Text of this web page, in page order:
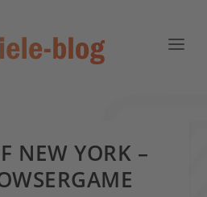
NEW YORK –